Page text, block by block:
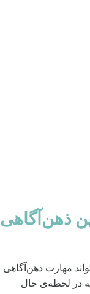
ذهن‌آگاهی
مهارت ذهن‌آگاهی
در لحظه‌ی حال